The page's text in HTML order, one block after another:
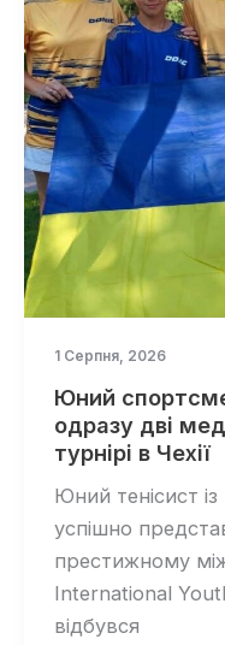
1 Серпня, 2026
Юний
одразу дві
турнірі в Чехії
Юний тенісист
успішно
престижному
International
відбувся